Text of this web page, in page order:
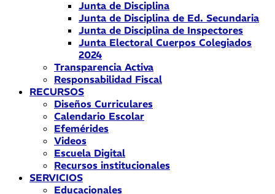
Junta de Disciplina
Junta de Disciplina de Ed. Secundaria
Junta de Disciplina de Inspectores
Junta Electoral Cuerpos Colegiados
2024
Transparencia Activa
Responsabilidad Fiscal
RECURSOS
Diseños Curriculares
Calendario Escolar
Efemérides
Videos
Escuela Digital
Recursos institucionales
SERVICIOS
Educacionales